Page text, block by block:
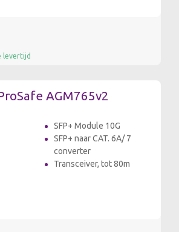
levertijd
AGM765v2
SFP+ Module 10G
SFP+ naar CAT. 6A/ 7
converter
Transceiver, tot 80m